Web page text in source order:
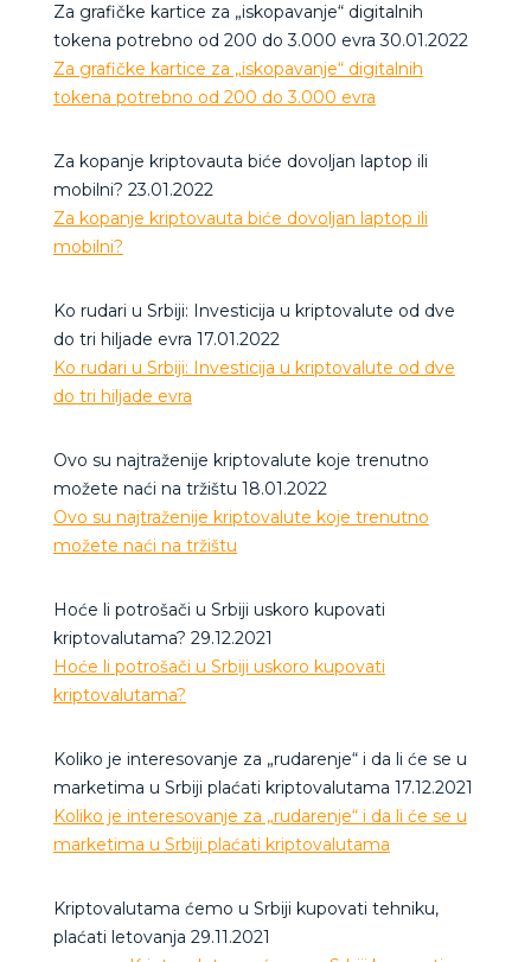
Za grafičke kartice za „iskopavanje“ digitalnih
tokena potrebno od 200 do 3.000 evra 30.01.2022
Za grafičke kartice za „iskopavanje“ digitalnih
tokena potrebno od 200 do 3.000 evra
Za kopanje kriptovauta biće dovoljan laptop ili
mobilni? 23.01.2022
Za kopanje kriptovauta biće dovoljan laptop ili
mobilni?
Ko rudari u Srbiji: Investicija u kriptovalute od dve
do tri hiljade evra 17.01.2022
Ko rudari u Srbiji: Investicija u kriptovalute od dve
do tri hiljade evra
Ovo su najtraženije kriptovalute koje trenutno
možete naći na tržištu 18.01.2022
Ovo su najtraženije kriptovalute koje trenutno
možete naći na tržištu
Hoće li potrošači u Srbiji uskoro kupovati
kriptovalutama? 29.12.2021
Hoće li potrošači u Srbiji uskoro kupovati
kriptovalutama?
Koliko je interesovanje za „rudarenje“ i da li će se u
marketima u Srbiji plaćati kriptovalutama 17.12.2021
Koliko je interesovanje za „rudarenje“ i da li će se u
marketima u Srbiji plaćati kriptovalutama
Kriptovalutama ćemo u Srbiji kupovati tehniku,
plaćati letovanja 29.11.2021